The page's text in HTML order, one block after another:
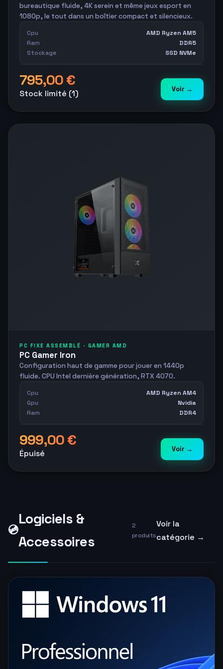
bureautique fluide, 4K serein et même jeux esport en
1080p, le tout dans un boîtier compact et silencieux.
Cpu
AMD Ryzen AM5
Ram
DDR5
Stockage
SSD NVMe
795,00 €
Stock limité (1) Voir →
PC FIXE ASSEMBLÉ · GAMER AMD
PC Gamer Iron
Configuration haut de gamme pour jouer en 1440p
fluide. CPU Intel dernière génération, RTX 4070.
Cpu
AMD Ryzen AM4
Gpu
Nvidia
Ram
DDR4
999,00 €
Épuisé Voir →
💿
Logiciels &
Accessoires
2
produits
Voir la
catégorie →